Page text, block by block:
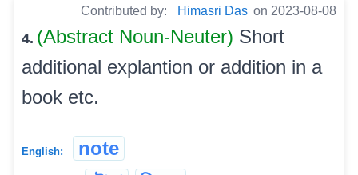
Contributed by: Himasri Das on 2023-08-08
4. (Abstract Noun-Neuter) Short
additional explantion or addition in a
book etc.
English:
note